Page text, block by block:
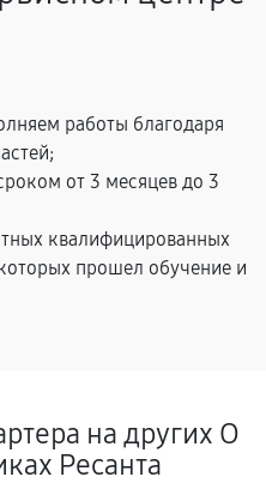
работы благодаря
от 3 месяцев до 3
квалифицированных
прошел обучение и
на других О
Ресанта